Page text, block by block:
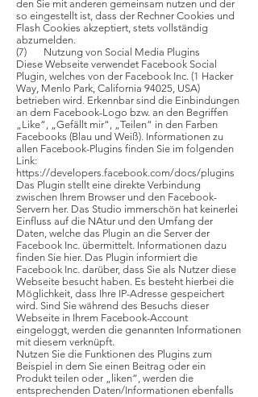
den Sie mit anderen gemeinsam nutzen und der
so eingestellt ist, dass der Rechner Cookies und
Flash Cookies akzeptiert, stets vollständig
abzumelden.
(7) Nutzung von Social Media Plugins
Diese Webseite verwendet Facebook Social
Plugin, welches von der Facebook Inc. (1 Hacker
Way, Menlo Park, California 94025, USA)
betrieben wird. Erkennbar sind die Einbindungen
an dem Facebook-Logo bzw. an den Begriffen
„Like“, „Gefällt mir“, „Teilen“ in den Farben
Facebooks (Blau und Weiß). Informationen zu
allen Facebook-Plugins finden Sie im folgenden
Link:
https://developers.facebook.com/docs/plugins
Das Plugin stellt eine direkte Verbindung
zwischen Ihrem Browser und den Facebook-
Servern her. Das Studio immerschön hat keinerlei
Einfluss auf die NAtur und den Umfang der
Daten, welche das Plugin an die Server der
Facebook Inc. übermittelt. Informationen dazu
finden Sie hier. Das Plugin informiert die
Facebook Inc. darüber, dass Sie als Nutzer diese
Webseite besucht haben. Es besteht hierbei die
Möglichkeit, dass Ihre IP-Adresse gespeichert
wird. Sind Sie während des Besuchs dieser
Webseite in Ihrem Facebook-Account
eingeloggt, werden die genannten Informationen
mit diesem verknüpft.
Nutzen Sie die Funktionen des Plugins zum
Beispiel in dem Sie einen Beitrag oder ein
Produkt teilen oder „liken“, werden die
entsprechenden Daten/Informationen ebenfalls